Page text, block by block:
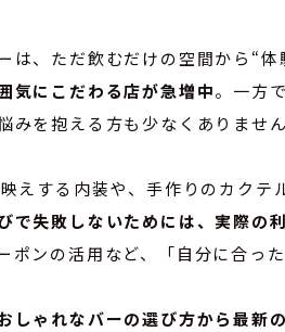
は、ただ飲むだけの空間から“体
気にこだわる店が急増中。一方
みを抱える方も少なくありません
えする内装や、手作りのカクテ
で失敗しないためには、実際の
ポンの活用など、「自分に合っ
しゃれなバーの選び方から最新